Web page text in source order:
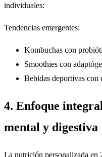
individuales:
Tendencias emergentes:
Kombuchas con
Smoothies con
Bebidas deportivas con
4. Enfoque
mental y digestiva
La nutrición personalizada en